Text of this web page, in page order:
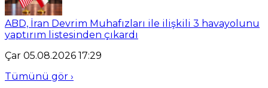
ABD, İran Devrim Muhafızları ile ilişkili 3 havayolunu
yaptırım listesinden çıkardı
Çar 05.08.2026 17:29
Tümünü gör ›